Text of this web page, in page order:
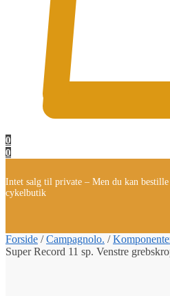
0
0
Intet salg til private – Men du kan
cykelbutik
Forside /Campagnolo. /
Super Record 11 sp. Venstre